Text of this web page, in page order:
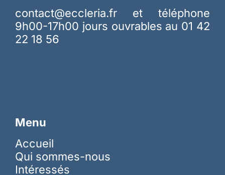
contact@eccleria.fr et téléphone
9h00-17h00 jours ouvrables au 01 42
22 18 56
Menu
Accueil
Qui sommes-nous
Intéressés